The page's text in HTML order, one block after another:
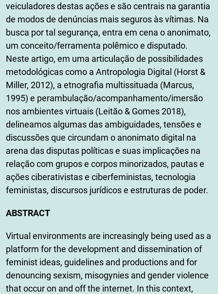
veiculadores destas ações e são centrais na garantia
de modos de denúncias mais seguros às vítimas. Na
busca por tal segurança, entra em cena o anonimato,
um conceito/ferramenta polêmico e disputado.
Neste artigo, em uma articulação de possibilidades
metodológicas como a Antropologia Digital (Horst &
Miller, 2012), a etnografia multissituada (Marcus,
1995) e perambulação/acompanhamento/imersão
nos ambientes virtuais (Leitão & Gomes 2018),
delineamos algumas das ambiguidades, tensões e
discussões que circundam o anonimato digital na
arena das disputas políticas e suas implicações na
relação com grupos e corpos minorizados, pautas e
ações ciberativistas e ciberfeministas, tecnologia
feministas, discursos jurídicos e estruturas de poder.
ABSTRACT
Virtual environments are increasingly being used as a
platform for the development and dissemination of
feminist ideas, guidelines and productions and for
denouncing sexism, misogynies and gender violence
that occur on and off the internet. In this context,